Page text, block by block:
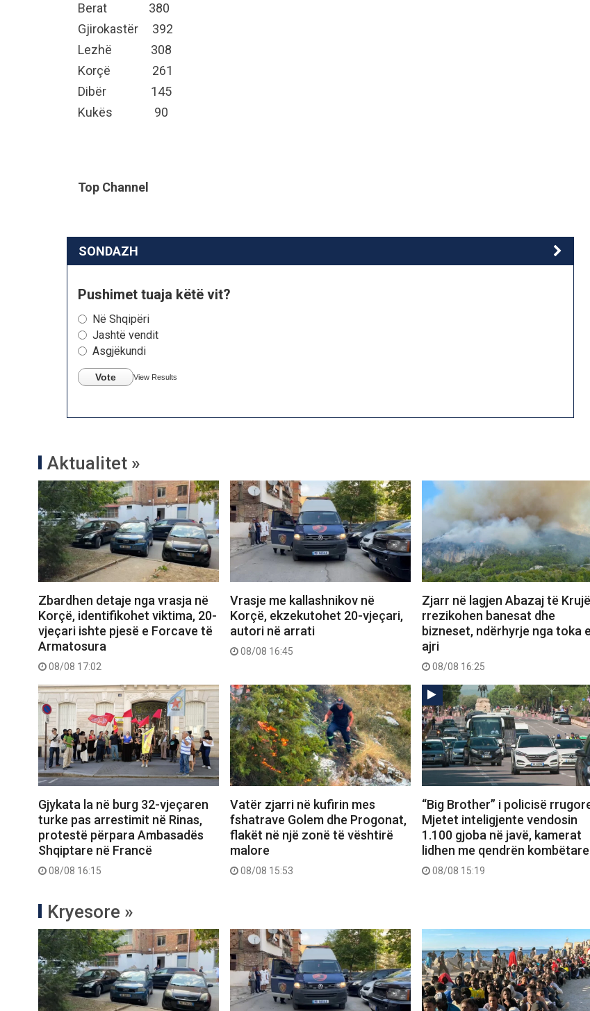
Berat 380
Gjirokastër 392
Lezhë 308
Korçë 261
Dibër 145
Kukës 90
Top Channel
SONDAZH
Pushimet tuaja këtë vit?
Në Shqipëri
Jashtë vendit
Asgjëkundi
Vote View Results
Aktualitet »
Zbardhen detaje nga vrasja në
Korçë, identifikohet viktima, 20-
vjeçari ishte pjesë e Forcave të
Armatosura
08/08 17:02
Vrasje me kallashnikov në
Korçë, ekzekutohet 20-vjeçari,
autori në arrati
08/08 16:45
Zjarr në lagjen Abazaj të
rrezikohen banesat dhe
bizneset, ndërhyrje nga toka e
ajri
08/08 16:25
Gjykata la në burg 32-vjeçaren
turke pas arrestimit në Rinas,
protestë përpara Ambasadës
Shqiptare në Francë
08/08 16:15
Vatër zjarri në kufirin mes
fshatrave Golem dhe Progonat,
flakët në një zonë të vështirë
malore
08/08 15:53
“Big Brother” i policisë
Mjetet inteligjente vendosin
1.100 gjoba në javë, kamerat
lidhen me qendrën kombëtare
08/08 15:19
Kryesore »